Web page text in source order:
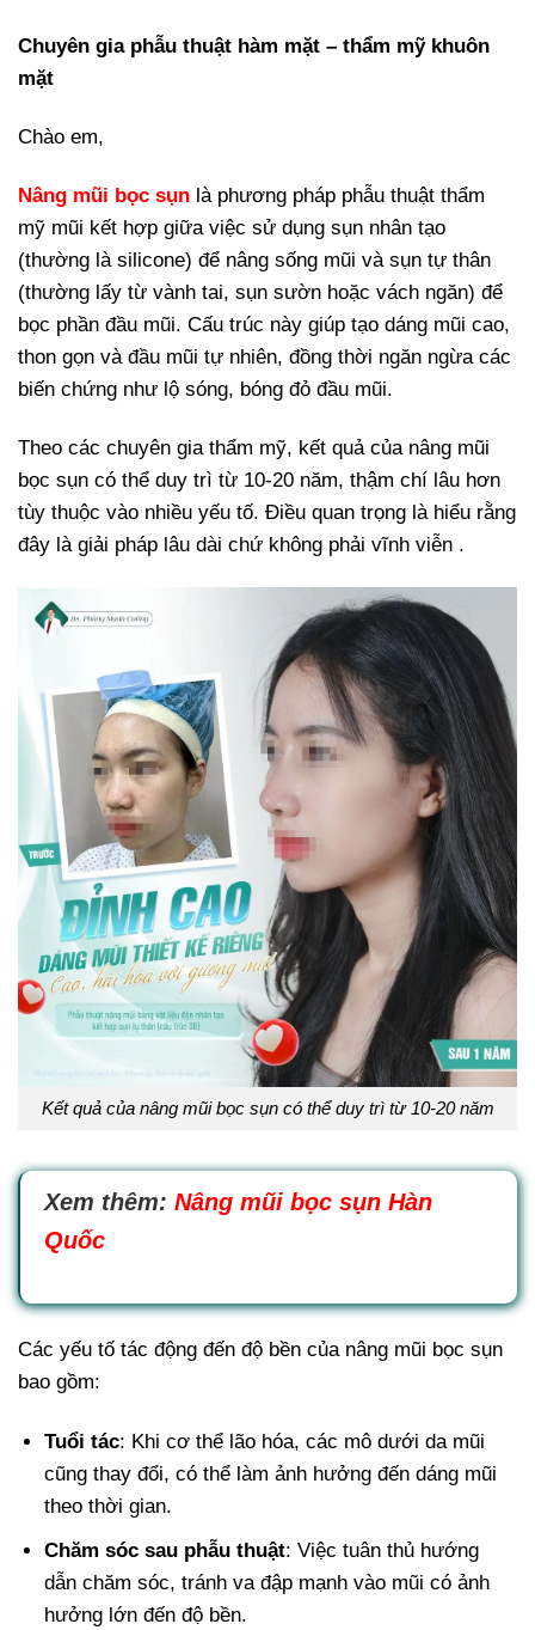
Chuyên gia phẫu thuật hàm mặt – thẩm mỹ khuôn
mặt
Chào em,
Nâng mũi bọc sụn là phương pháp phẫu thuật thẩm
mỹ mũi kết hợp giữa việc sử dụng sụn nhân tạo
(thường là silicone) để nâng sống mũi và sụn tự thân
(thường lấy từ vành tai, sụn sườn hoặc vách ngăn) để
bọc phần đầu mũi. Cấu trúc này giúp tạo dáng mũi cao,
thon gọn và đầu mũi tự nhiên, đồng thời ngăn ngừa các
biến chứng như lộ sóng, bóng đỏ đầu mũi.
Theo các chuyên gia thẩm mỹ, kết quả của nâng mũi
bọc sụn có thể duy trì từ 10-20 năm, thậm chí lâu hơn
tùy thuộc vào nhiều yếu tố. Điều quan trọng là hiểu rằng
đây là giải pháp lâu dài chứ không phải vĩnh viễn .
Kết quả của nâng mũi bọc sụn có thể duy trì từ 10-20 năm
Xem thêm: Nâng mũi bọc sụn Hàn
Quốc
Các yếu tố tác động đến độ bền của nâng mũi bọc sụn
bao gồm:
Tuổi tác: Khi cơ thể lão hóa, các mô dưới da mũi
cũng thay đổi, có thể làm ảnh hưởng đến dáng mũi
theo thời gian.
Chăm sóc sau phẫu thuật: Việc tuân thủ hướng
dẫn chăm sóc, tránh va đập mạnh vào mũi có ảnh
hưởng lớn đến độ bền.